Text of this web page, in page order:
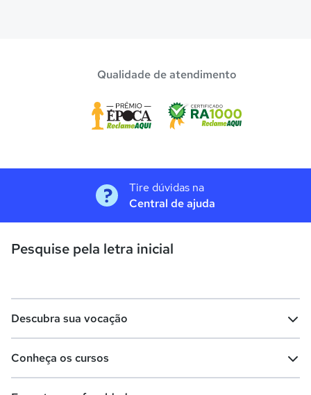
Qualidade de atendimento
Tire dúvidas na
Central de ajuda
Pesquise pela letra inicial
Descubra sua vocação
Conheça os cursos